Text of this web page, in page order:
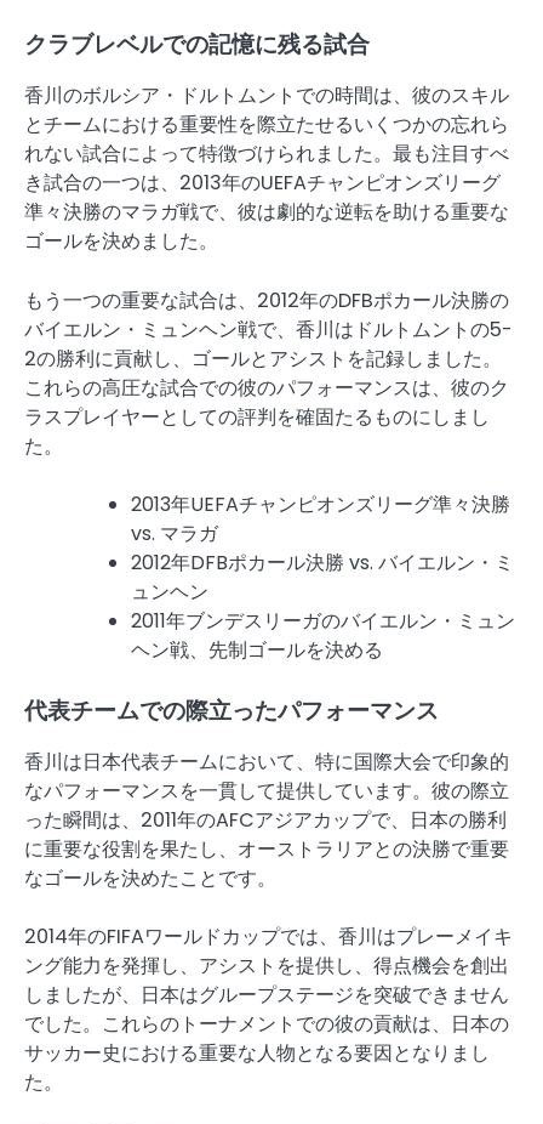
クラブレベルでの記憶に残る試合
香川のボルシア・ドルトムントでの時間は、彼のスキル
とチームにおける重要性を際立たせるいくつかの忘れら
れない試合によって特徴づけられました。最も注目すべ
き試合の一つは、2013年のUEFAチャンピオンズリーグ
準々決勝のマラガ戦で、彼は劇的な逆転を助ける重要な
ゴールを決めました。
もう一つの重要な試合は、2012年のDFBポカール決勝の
バイエルン・ミュンヘン戦で、香川はドルトムントの5-
2の勝利に貢献し、ゴールとアシストを記録しました。
これらの高圧な試合での彼のパフォーマンスは、彼のク
ラスプレイヤーとしての評判を確固たるものにしまし
た。
2013年UEFAチャンピオンズリーグ準々決勝
vs. マラガ
2012年DFBポカール決勝 vs. バイエルン・ミ
ュンヘン
2011年ブンデスリーガのバイエルン・ミュン
ヘン戦、先制ゴールを決める
代表チームでの際立ったパフォーマンス
香川は日本代表チームにおいて、特に国際大会で印象的
なパフォーマンスを一貫して提供しています。彼の際立
った瞬間は、2011年のAFCアジアカップで、日本の勝利
に重要な役割を果たし、オーストラリアとの決勝で重要
なゴールを決めたことです。
2014年のFIFAワールドカップでは、香川はプレーメイキ
ング能力を発揮し、アシストを提供し、得点機会を創出
しましたが、日本はグループステージを突破できません
でした。これらのトーナメントでの彼の貢献は、日本の
サッカー史における重要な人物となる要因となりまし
た。